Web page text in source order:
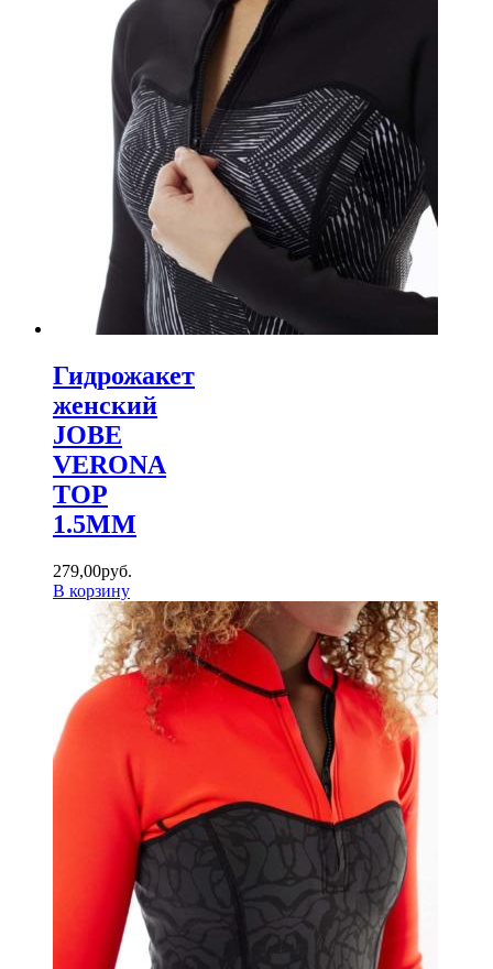
Гидрожакет
женский
JOBE
VERONA
TOP
1.5MM
279,00руб.
В корзину